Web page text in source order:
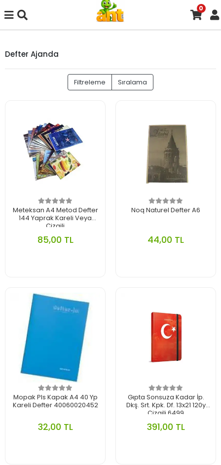
0
Defter Ajanda
Filtreleme Sıralama
Meteksan A4 Metod Defter
144 Yaprak Kareli Veya
Çizgili
85,00 TL
Noq Naturel Defter A6
44,00 TL
Mopak Pls Kapak A4 40 Yp
Kareli Defter 40060020452
32,00 TL
Gıpta Sonsuza Kadar İp.
Dkş. Srt. Kpk. Df. 13x21 120y
Çizgili 6499
391,00 TL